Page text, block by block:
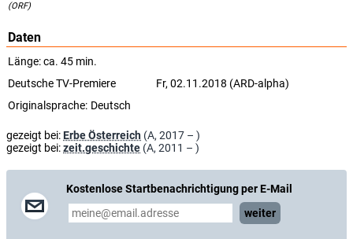
(ORF)
Daten
Länge: ca. 45 min.
Deutsche TV-Premiere
Fr, 02.11.2018 (ARD-alpha)
Originalsprache: Deutsch
gezeigt bei:Erbe Österreich (A, 2017 – )
gezeigt bei:zeit.geschichte (A, 2011 – )
Kostenlose Startbenachrichtigung per E-Mail
weiter